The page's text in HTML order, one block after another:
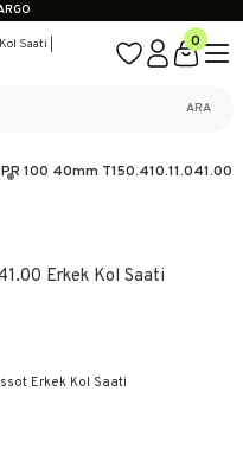
FİYATLAR
0
ARA
100 40mm T150.410.11.041.00
Erkek Kol Saati
Erkek Kol Saati